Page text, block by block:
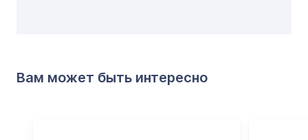
Вам может быть интересно